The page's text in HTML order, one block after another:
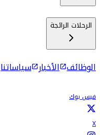
الرحلات الرائجة
الوظائف الأخبار سياساتنا
فيس بوك
X